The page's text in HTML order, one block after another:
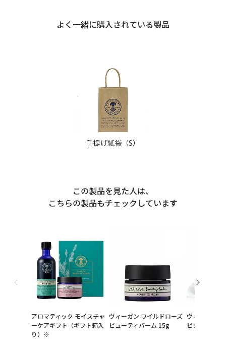
よく一緒に購入されている製品
手提げ紙袋（S）
この製品を見た人は、
こちらの製品もチェックしています
アロマティック モイスチャ
ーケアギフト（ギフト箱入
り）※
ヴィーガン ワイルドローズ
ビューティバーム 15g
ヴィーガン
ビューティバ